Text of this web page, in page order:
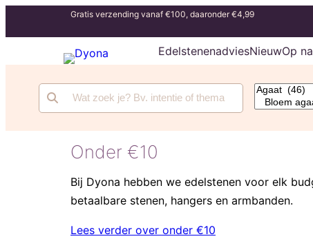
Gratis verzending vanaf €100, daaronder €4,99
EdelstenenadviesNieuwOp
Onder €10
Bij Dyona hebben we edelstenen voor elk
betaalbare stenen, hangers en armbanden.
Lees verder over onder €10